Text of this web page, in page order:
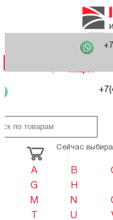
Распродажа
Как
О
Акция
ул.
Сейчас
A B
G
H
M
N
U